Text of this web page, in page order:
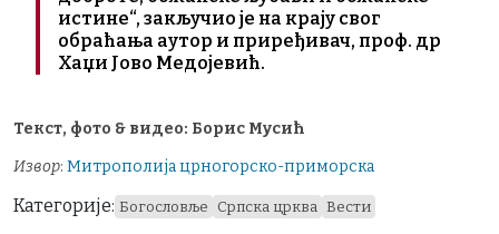
истине“, закључио је на крају свог
обраћања аутор и приређивач, проф. др
Хаџи Јово Медојевић.
Текст, фото & видео: Борис Мусић
Извор: Митрополија црногорско-приморска
Категорије: Богословље Српска црква Вести